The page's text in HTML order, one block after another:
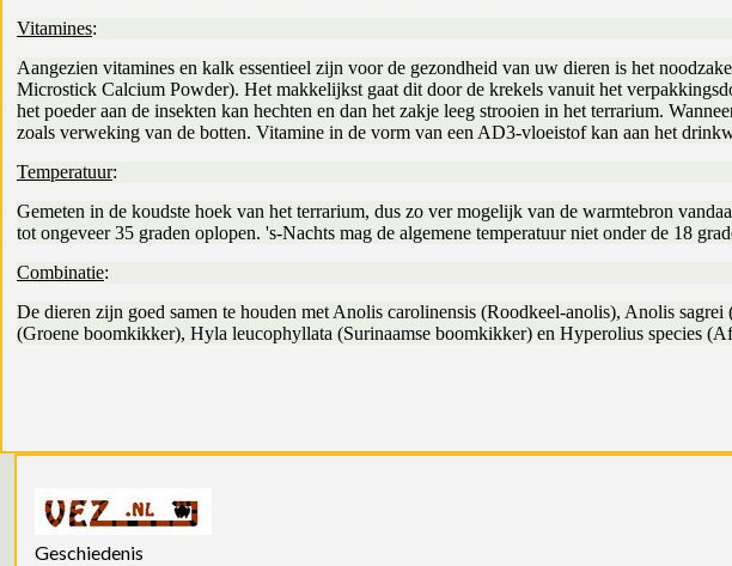
Vitamines:
Aangezien vitamines en kalk essentieel zijn voor de gezondheid van uw dieren is het
Microstick Calcium Powder). Het makkelijkst gaat dit door de krekels vanuit het
het poeder aan de insekten kan hechten en dan het zakje leeg strooien in het terrarium.
zoals verweking van de botten. Vitamine in de vorm van een AD3-vloeistof kan aan het
Temperatuur:
Gemeten in de koudste hoek van het terrarium, dus zo ver mogelijk van de warmtebron
tot ongeveer 35 graden oplopen. 's-Nachts mag de algemene temperatuur niet onder de 18
Combinatie:
De dieren zijn goed samen te houden met Anolis carolinensis (Roodkeel-anolis), Anolis
(Groene boomkikker), Hyla leucophyllata (Surinaamse boomkikker) en Hyperolius species
Geschiedenis